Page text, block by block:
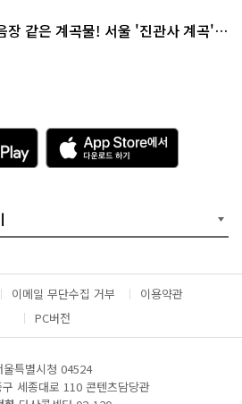
장 같은 계곡물! 서울 '진관사 계곡'이
A
p
p
e
서
다
운
드
이메일 무단수집 거부
이용약관
PC버전
울특별시청 04524
세종대로 110 콘텐츠담당관